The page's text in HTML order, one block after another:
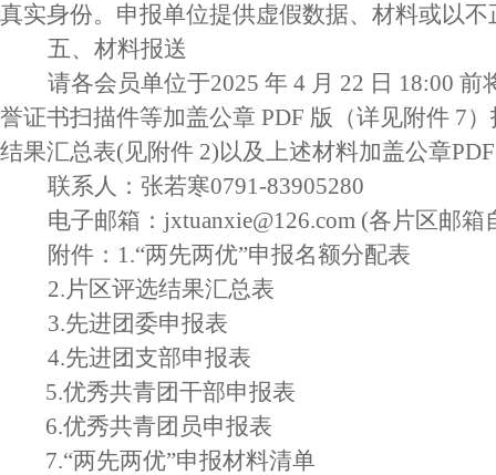
真实身份。申报单位提供虚假数据、材料或以不
五、材料报送
请各会员单位于2025 年 4 月 22 日 18:00
誉证书扫描件等加盖公章 PDF 版（详见附件 7
结果汇总表(见附件 2)以及上述材料加盖公章
联系人：张若寒0791-83905280
电子邮箱： jxtuanxie@126.com (各片区邮箱
附件： 1.“两先两优”申报名额分配表
2.片区评选结果汇总表
3.先进团委申报表
4.先进团支部申报表
5.优秀共青团干部申报表
6.优秀共青团员申报表
7.“两先两优”申报材料清单